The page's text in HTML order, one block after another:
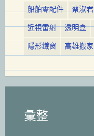
船舶零配件
蔡淑君
近視雷射
透明盒
隱形鐵窗
高雄搬家
彙整